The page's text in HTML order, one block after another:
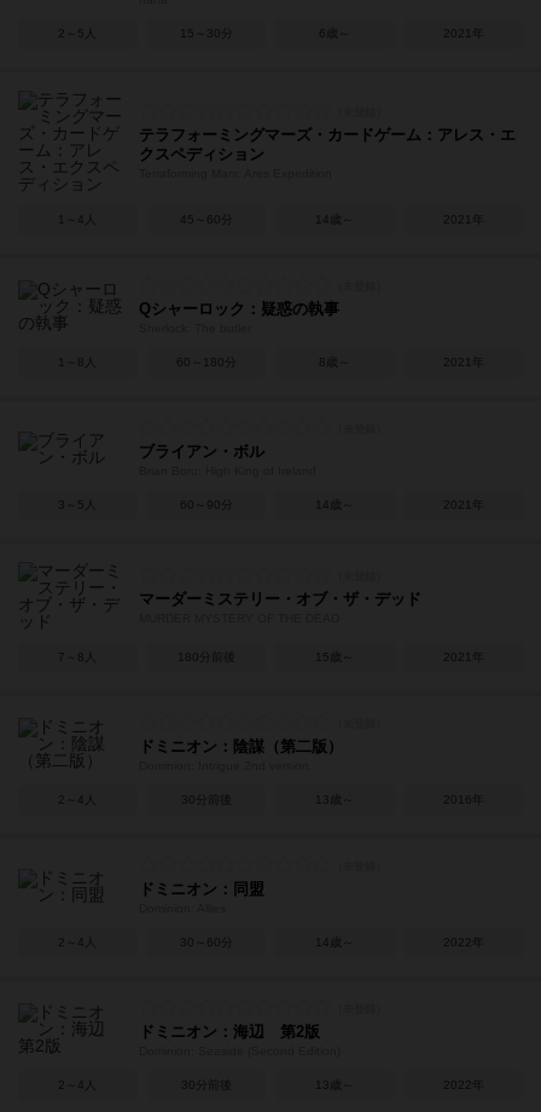
2～5人 15～30分 6歳～ 2021年
テラフォーミングマーズ・カードゲーム：アレス・エ
クスペディション
1～4人 45～60分 14歳～ 2021年
Qシャーロック：疑惑の執事
1～8人 60～180分 8歳～ 2021年
ブライアン・ボル
3～5人 60～90分 14歳～ 2021年
マーダーミステリー・オブ・ザ・デッド
7～8人 180分前後 15歳～ 2021年
ドミニオン：陰謀（第二版）
2～4人 30分前後 13歳～ 2016年
ドミニオン：同盟
2～4人 30～60分 14歳～ 2022年
ドミニオン：海辺 第2版
2～4人 30分前後 13歳～ 2022年